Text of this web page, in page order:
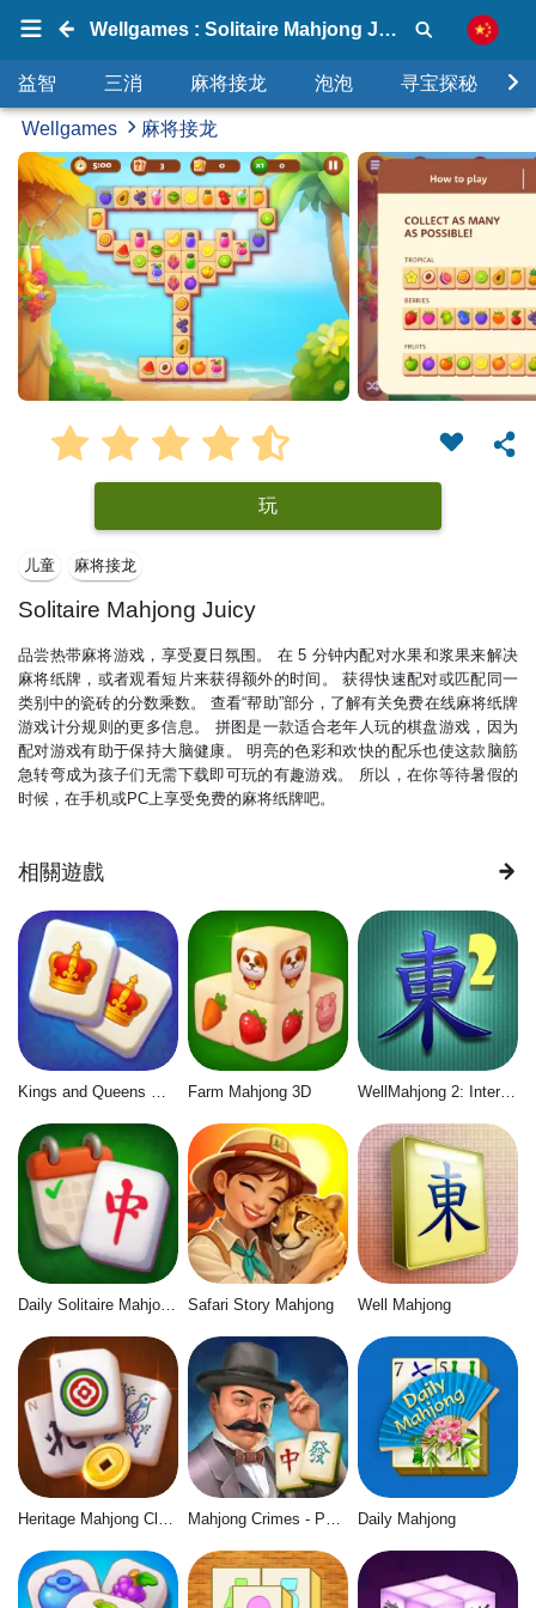
Wellgames : Solitaire Mahjong Juicy
益智 三消 麻将接龙 泡泡 寻宝探秘
Wellgames 麻将接龙
玩
儿童 麻将接龙
Solitaire Mahjong Juicy
品尝热带麻将游戏，享受夏日氛围。 在 5 分钟内配对水果和浆果来解决
麻将纸牌，或者观看短片来获得额外的时间。 获得快速配对或匹配同一
类别中的瓷砖的分数乘数。 查看“帮助”部分，了解有关免费在线麻将纸牌
游戏计分规则的更多信息。 拼图是一款适合老年人玩的棋盘游戏，因为
配对游戏有助于保持大脑健康。 明亮的色彩和欢快的配乐也使这款脑筋
急转弯成为孩子们无需下载即可玩的有趣游戏。 所以，在你等待暑假的
时候，在手机或PC上享受免费的麻将纸牌吧。
相關遊戲
Farm Mahjong 3D WellMahjong 2: Internet Community
Daily Solitaire Mahjong Classic Safari Story Mahjong Well Mahjong
Daily Mahjong